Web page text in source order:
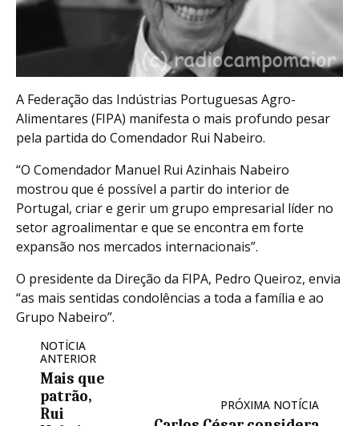
A Federação das Indústrias Portuguesas Agro-
Alimentares (FIPA) manifesta o mais profundo pesar
pela partida do Comendador Rui Nabeiro.
“O Comendador Manuel Rui Azinhais Nabeiro
mostrou que é possível a partir do interior de
Portugal, criar e gerir um grupo empresarial líder no
setor agroalimentar e que se encontra em forte
expansão nos mercados internacionais”.
O presidente da Direção da FIPA, Pedro Queiroz, envia
“as mais sentidas condolências a toda a família e ao
Grupo Nabeiro”.
NOTÍCIA
ANTERIOR
Mais que
patrão,
Rui
PRÓXIMA NOTÍCIA